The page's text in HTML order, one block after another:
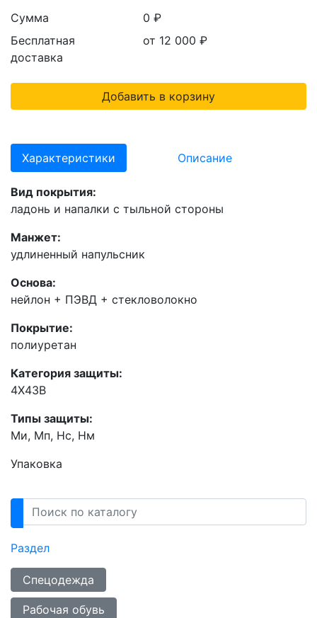
Сумма
Бесплатная
доставка
0 ₽
от 12 000 ₽
Добавить в корзину
Характеристики Описание
Вид покрытия:
ладонь и напалки с тыльной стороны
Манжет:
удлиненный напульсник
Основа:
нейлон + ПЭВД + стекловолокно
Покрытие:
полиуретан
Категория защиты:
4X43B
Типы защиты:
Ми, Мп, Нс, Нм
Упаковка
Раздел
Спецодежда
Рабочая обувь